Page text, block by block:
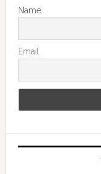
Name
Email